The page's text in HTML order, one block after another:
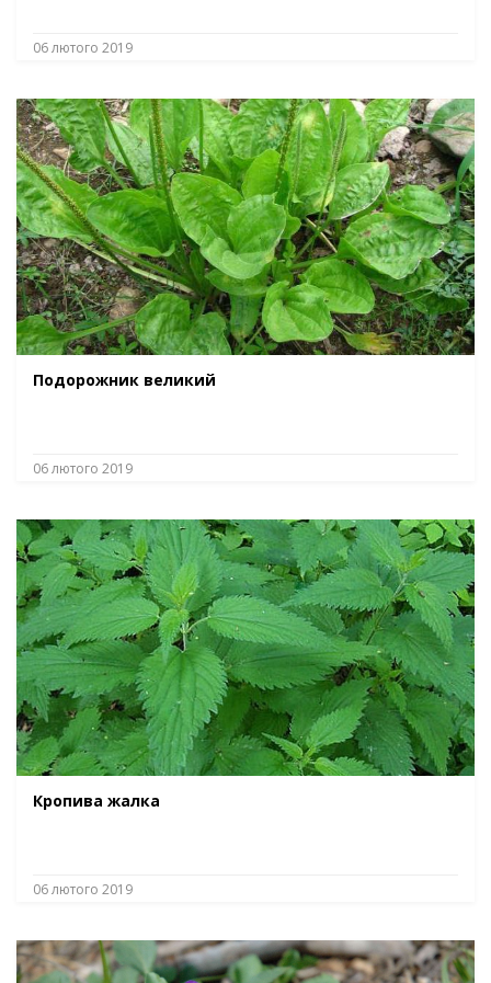
06 лютого 2019
Подорожник великий
06 лютого 2019
Кропива жалка
06 лютого 2019